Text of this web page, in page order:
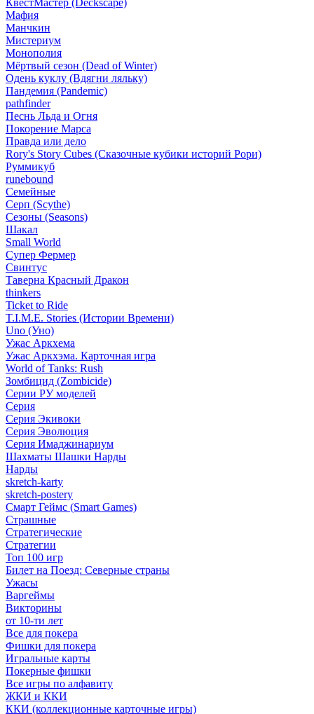
КвестМастер (Deckscape)
Мафия
Манчкин
Мистериум
Монополия
Мёртвый сезон (Dead of Winter)
Одень куклу (Вдягни ляльку)
Пандемия (Pandemic)
pathfinder
Песнь Льда и Огня
Покорение Марса
Правда или дело
Rory's Story Cubes (Сказочные кубики историй Рори)
Руммикуб
runebound
Семейные
Серп (Scythe)
Сезоны (Seasons)
Шакал
Small World
Супер Фермер
Свинтус
Таверна Красный Дракон
thinkers
Ticket to Ride
T.I.M.E. Stories (Истории Времени)
Uno (Уно)
Ужас Аркхема
Ужас Аркхэма. Карточная игра
World of Tanks: Rush
Зомбицид (Zombicide)
Серии РУ моделей
Серия
Серия Экивоки
Серия Эволюция
Серия Имаджинариум
Шахматы Шашки Нарды
Нарды
skretch-karty
skretch-postery
Смарт Геймс (Smart Games)
Страшные
Стратегические
Стратегии
Топ 100 игр
Билет на Поезд: Северные страны
Ужасы
Варгеймы
Викторины
от 10-ти лет
Все для покера
Фишки для покера
Игральные карты
Покерные фишки
Все игры по алфавиту
ЖКИ и ККИ
ККИ (коллекционные карточные игры)